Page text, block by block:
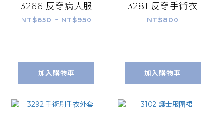
3266 反穿病人服
NT$650 ~ NT$950
加入購物車
3281 反穿手術衣
NT$800
加入購物車